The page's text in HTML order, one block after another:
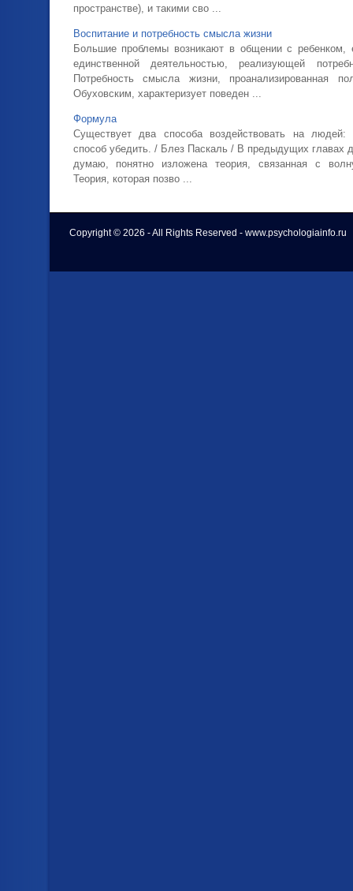
пространстве), и такими сво ...
Воспитание и потребность смысла жизни
Большие проблемы возникают в общении с ребенком,
единственной деятельностью, реализующей
Потребность смысла жизни, проанализированная
Обуховским, характеризует поведен ...
Формула
Существует два способа воздействовать на людей:
способ убедить. / Блез Паскаль / В предыдущих главах
думаю, понятно изложена теория, связанная с
Теория, которая позво ...
Copyright © 2026 - All Rights Reserved - www.psychologiainfo.ru